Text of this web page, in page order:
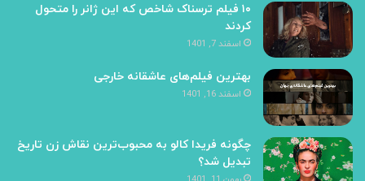
۱۰ فیلم ترسناک شاخص که این ژانر را متحول
کردند
اسفند 7, 1401
بهترین فیلم‌های عاشقانه خارجی
اسفند 16, 1401
چگونه فریدا کالو به محبوب‌ترین نقاش زن تاریخ
تبدیل شد؟